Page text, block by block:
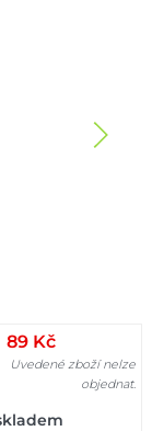
89 Kč
Uvedené zboží nelze
objednat.